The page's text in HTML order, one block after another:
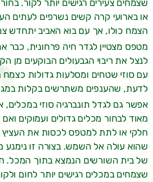
שצמחים צעירים רגישים יותר לקור.
או בארועי קרה קשים נשרפים לעתים
הצמח כולו, אך עם בוא האביב יתחדש
מטפס מצטיין לגדר חיה פרחונית, כבר
לנצל את ריבוי הגבעולים הבוקעים מן
עם סוזי שטחים ומסלעות גדולות
לדעת, שהענפים משתרשים בקלות
אפשר גם לגדל תונברגיה סוזי במכלים,
מאוד לבחור מכלים גדולים ועמוקים
חלקי או לתת למטפס לכסות את העציץ
שהוא עולה אל השמש. בצורה זו
של בית השורשים הנמצא בתוך המכל.
שצמחים במכלים רגישים יותר לחום